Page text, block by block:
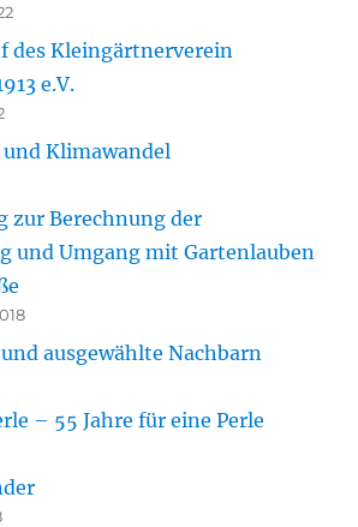
des Kleingärtnerverein
e.V.
Klimawandel
zur Berechnung der
und Umgang mit Gartenlauben
ausgewählte Nachbarn
– 55 Jahre für eine Perle